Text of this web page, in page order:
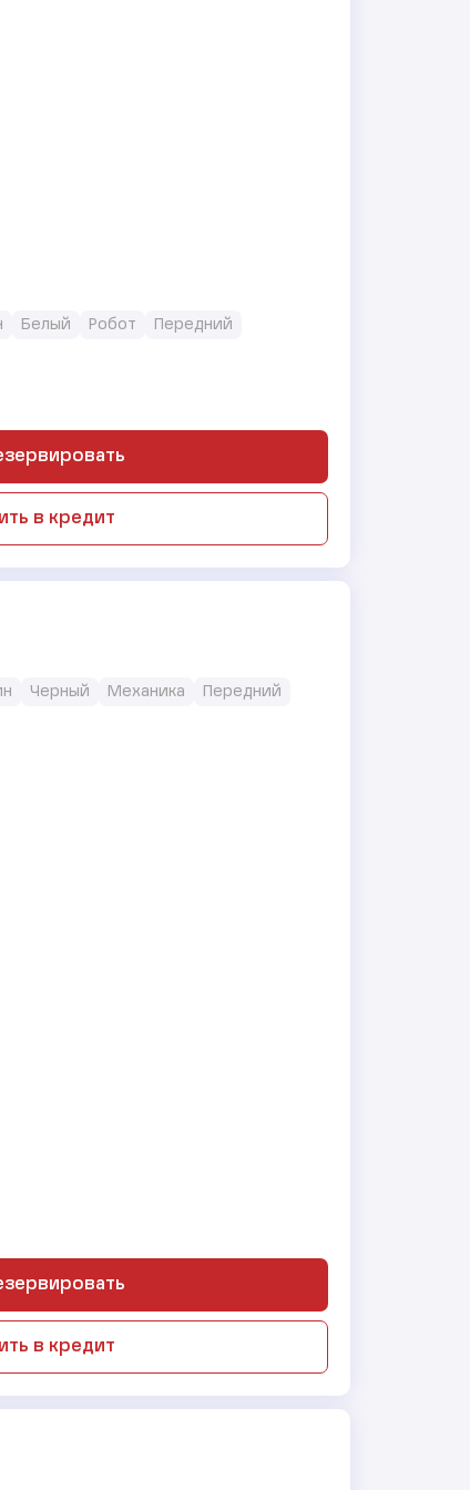
Белый Робот Передний
в кредит
Черный Механика Передний
в кредит